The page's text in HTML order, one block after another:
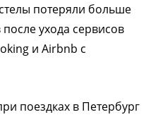
потеряли больше
ухода сервисов
и Airbnb с
поездках в Петербург